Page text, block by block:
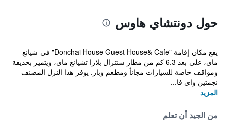
حول دونتشاي هاوس
يقع مكان إقامة "Donchai House Guest House& Cafe" في شيانغ
ماي، على بعد 6.3 كم من مطار سنترال بلازا تشيانغ ماي، ويتميز بحديقة
ومواقف خاصة للسيارات مجاناً ومطعم وبار. يوفر هذا النزل المصنف
نجمتين واي فا...
المزيد
من الجيد أن تعلم